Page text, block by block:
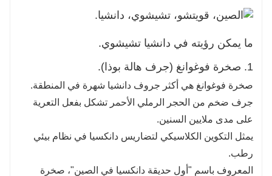
الطبيعية والكنوز الثقافية والأصالة. احجز جولتك
الحصرية الآن!
ما يمكن رؤيته في دانشيا تشيشوي.
1. صخرة فوغوانغ (جرف هالة بوذا).
صخرة فوغوانغ هي أكثر جروف دانشيا شهرة في المنطقة.
جرف ضخم من الحجر الرملي الأحمر تشكل بفعل التعرية
على مدى ملايين السنين.
يمثل التكوين الكلاسيكي لتضاريس دانكسيا في نظام بيئي
رطب.
المعروف باسم "أول حديقة دانكسيا في الصين"، صخرة